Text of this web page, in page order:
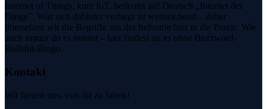
Internet of Things, kurz IoT, bedeutet auf Deutsch „Internet der
Dinge". Was sich dahinter verbirgt ist weitreichend – daher
übersetzen wir die Begriffe aus der Industrie hier in die Praxis. Wie
auch immer du es nennst – hier findest du es ohne Buzzword-
Bullshit-Bingo.
Kontakt
Wir freuen uns, von dir zu hören!